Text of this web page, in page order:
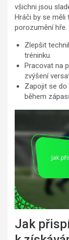
všichni jsou
Hráči by se měli
porozumění hře.
Zlepšit
tréninku.
Pracovat na
zvýšení
Zapojit se do
během
Jak